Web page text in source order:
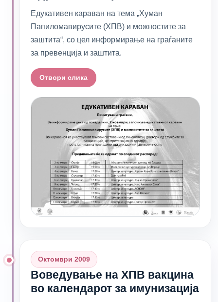
Едукативен караван на тема „Хуман
Папиломавирусите (ХПВ) и можностите за
заштита“, со цел информирање на граѓаните
за превенција и заштита.
Отвори слика
Воведување на ХПВ вакцина
во календарот за имунизација
Октомври 2009